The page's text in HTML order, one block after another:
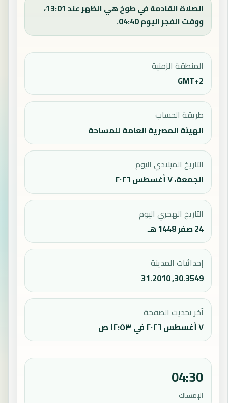
الصلاة القادمة في طوخ هي الظهر عند 13:01،
ووقت الفجر اليوم 04:40.
المنطقة الزمنية
GMT+2
طريقة الحساب
الهيئة المصرية العامة للمساحة
التاريخ الميلادي اليوم
الجمعة، ٧ أغسطس ٢٠٢٦
التاريخ الهجري اليوم
24 صفر 1448 هـ
إحداثيات المدينة
30.3549, 31.2010
آخر تحديث الصفحة
٧ أغسطس ٢٠٢٦ في ١٢:٥٣ ص
04:30
الإمساك